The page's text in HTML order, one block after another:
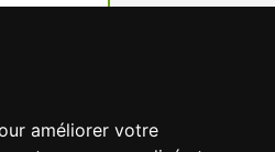
améliorer votre